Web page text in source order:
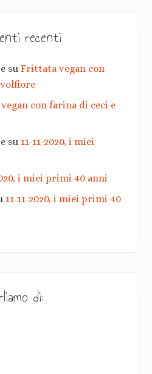
recenti
su Frittata vegan con
con farina di ceci e
su 11-11-2020, i miei
i miei primi 40 anni
11-11-2020, i miei primi 40
di: